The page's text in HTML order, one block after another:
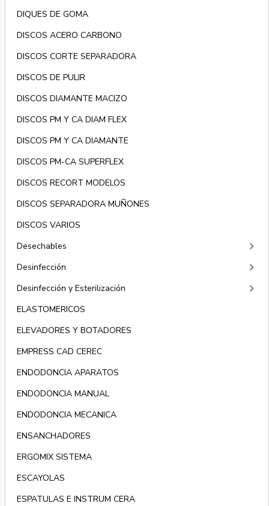
DIQUES DE GOMA
DISCOS ACERO CARBONO
DISCOS CORTE SEPARADORA
DISCOS DE PULIR
DISCOS DIAMANTE MACIZO
DISCOS PM Y CA DIAM FLEX
DISCOS PM Y CA DIAMANTE
DISCOS PM-CA SUPERFLEX
DISCOS RECORT MODELOS
DISCOS SEPARADORA MUÑONES
DISCOS VARIOS
Desechables
keyboard_arrow_right
Desinfección keyboard_arrow_right
Desinfección y Esterilización keyboard_arrow_right
ELASTOMERICOS
ELEVADORES Y BOTADORES
EMPRESS CAD CEREC
ENDODONCIA APARATOS
ENDODONCIA MANUAL
ENDODONCIA MECANICA
ENSANCHADORES
ERGOMIX SISTEMA
ESCAYOLAS
ESPATULAS E INSTRUM CERA